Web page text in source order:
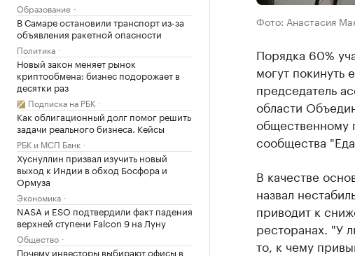
Образование
В Самаре остановили транспорт из-за
объявления ракетной опасности
Политика
Новый закон меняет рынок
криптообмена: бизнес подорожает в
десятки раз
Подписка на РБК
Как облигационный долг помог решить
задачи реального бизнеса. Кейсы
РБК и МСП Банк
Хуснуллин призвал изучить новый
выход к Индии в обход Босфора и
Ормуза
Экономика
NASA и ESO подтвердили факт падения
верхней ступени Falcon 9 на Луну
Общество
Почему инвесторы выбирают офисы в
Фото: Анастасия
Порядка 60%
могут покинуть
председатель
области
общественному
сообщества
В качестве
назвал
приводит к
ресторанах. "У
то, к чему